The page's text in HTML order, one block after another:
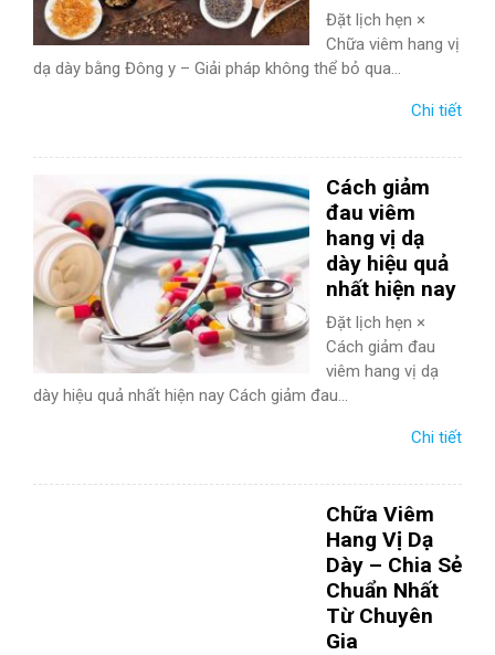
Đặt lịch hẹn ×
Chữa viêm hang vị
dạ dày bằng Đông y – Giải pháp không thể bỏ qua...
Chi tiết
Cách giảm
đau viêm
hang vị dạ
dày hiệu quả
nhất hiện nay
Đặt lịch hẹn ×
Cách giảm đau
viêm hang vị dạ
dày hiệu quả nhất hiện nay Cách giảm đau...
Chi tiết
Chữa Viêm
Hang Vị Dạ
Dày – Chia Sẻ
Chuẩn Nhất
Từ Chuyên
Gia